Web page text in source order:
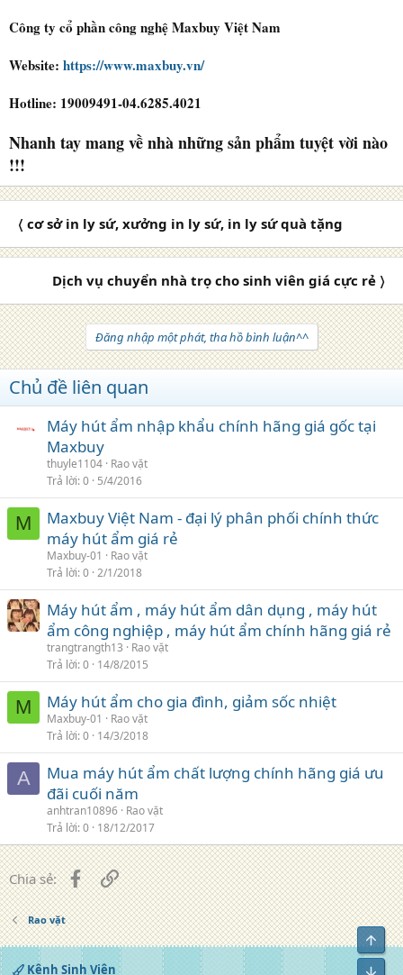
Công ty cổ phần công nghệ Maxbuy Việt Nam
Website: https://www.maxbuy.vn/
Hotline: 19009491-04.6285.4021
Nhanh tay mang về nhà những sản phẩm tuyệt vời nào
!!!
〈 cơ sở in ly sứ, xưởng in ly sứ, in ly sứ quà tặng
Dịch vụ chuyển nhà trọ cho sinh viên giá cực rẻ 〉
Đăng nhập một phát, tha hồ bình luận^^
Chủ đề liên quan
Máy hút ẩm nhập khẩu chính hãng giá gốc tại
Maxbuy
thuyle1104 Rao vặt
Trả lời 0 5/4/2016
M
Maxbuy Việt Nam - đại lý phân phối chính thức
máy hút ẩm giá rẻ
Maxbuy-01
Rao vặt
Trả lời 0 2/1/2018
Máy hút ẩm , máy hút ẩm dân dụng , máy hút
ẩm công nghiệp , máy hút ẩm chính hãng giá rẻ
trangtrangth13
Rao vặt
Trả lời 0 14/8/2015
M Máy hút ẩm cho gia đình, giảm sốc nhiệt
Maxbuy-01
Rao vặt
Trả lời 0 14/3/2018
A
Mua máy hút ẩm chất lượng chính hãng giá ưu
đãi cuối năm
anhtran10896 Rao vặt
Trả lời 0 18/12/2017
Chia sẻ: FacebookLiên kết
Rao vặt
Kênh Sinh Viên
Top